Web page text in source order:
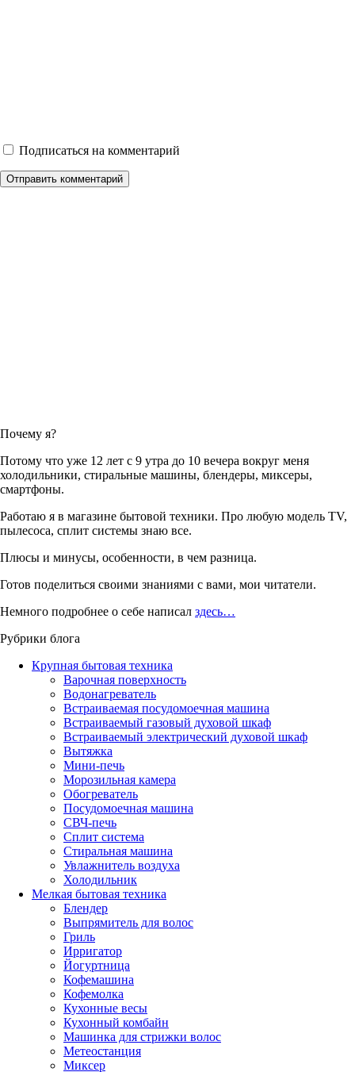
Подписаться на комментарий
Отправить комментарий
Почему я?
Потому что уже 12 лет с 9 утра до 10 вечера вокруг меня
холодильники, стиральные машины, блендеры, миксеры,
смартфоны.
Работаю я в магазине бытовой техники. Про любую модель TV,
пылесоса, сплит системы знаю все.
Плюсы и минусы, особенности, в чем разница.
Готов поделиться своими знаниями с вами, мои читатели.
Немного подробнее о себе написал здесь…
Рубрики блога
Крупная бытовая техника
Варочная поверхность
Водонагреватель
Встраиваемая посудомоечная машина
Встраиваемый газовый духовой шкаф
Встраиваемый электрический духовой шкаф
Вытяжка
Мини-печь
Морозильная камера
Обогреватель
Посудомоечная машина
СВЧ-печь
Сплит система
Стиральная машина
Увлажнитель воздуха
Холодильник
Мелкая бытовая техника
Блендер
Выпрямитель для волос
Гриль
Ирригатор
Йогуртница
Кофемашина
Кофемолка
Кухонные весы
Кухонный комбайн
Машинка для стрижки волос
Метеостанция
Миксер